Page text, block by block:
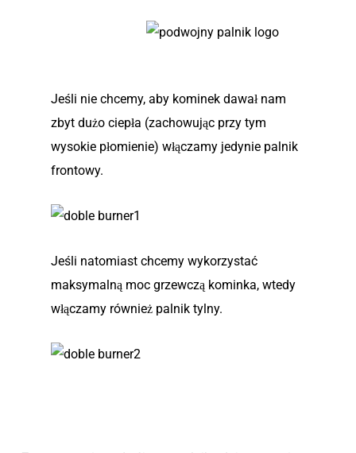
Jeśli nie chcemy, aby kominek dawał nam
zbyt dużo ciepła (zachowując przy tym
wysokie płomienie) włączamy jedynie palnik
frontowy.
Jeśli natomiast chcemy wykorzystać
maksymalną moc grzewczą kominka, wtedy
włączamy również palnik tylny.